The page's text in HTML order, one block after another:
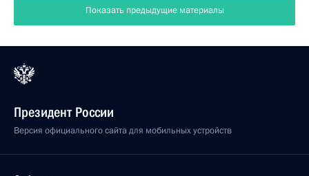
Показать предыдущие материалы
Президент России
Версия официального сайта для мобильных устройств